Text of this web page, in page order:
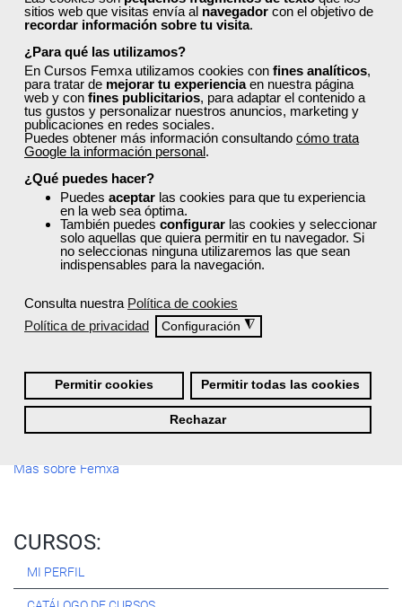
sitios web que visitas envía al navegador con el objetivo de
recordar información sobre tu visita.
¿Para qué las utilizamos?
En Cursos Femxa utilizamos cookies con fines analíticos,
para tratar de mejorar tu experienciaen nuestra página
web y con fines publicitarios, para adaptar el contenido a
tus gustos y personalizar nuestros anuncios, marketing y
publicaciones en redes sociales.
Puedes obtener más información consultando cómo trata
Google la información personal.
¿Qué puedes hacer?
Puedes aceptar las cookies para que tu experiencia
en la web sea óptima.
También puedes configurar las cookies y seleccionar
solo aquellas que quiera permitir en tu navegador. Si
no seleccionas ninguna utilizaremos las que sean
indispensables para la navegación.
Consulta nuestra Política de cookies
Política de privacidad
Configuración ◮
Permitir cookies Permitir todas las cookies
Rechazar
Si
No, completaré mi perfil más adelante
Newsletter
Si, quiero recibir información sobre cursos, ofertas
exclusivas y recursos para el aprendizaje.
Términos y condiciones
He leído y acepto la
Registrarse
Quiénes Somos:
conseguir tus metas profesionales ofreciéndote los mejores
cursosdel momento. ¿Te apuntas?
Más sobre Femxa
CURSOS:
MI PERFIL